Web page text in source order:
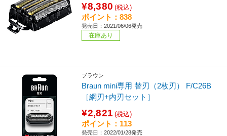
¥8,380 (税込)
ポイント：838
発売日：2021/06/06発売
在庫あり
ブラウン
Braun mini専用 替刃（2枚刃） F/C26B
［網刃+内刃セット］
¥2,821 (税込)
ポイント：113
発売日：2022/01/28発売